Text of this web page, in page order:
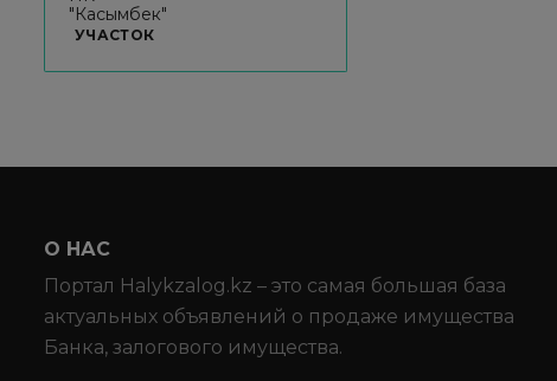
УЧАСТОК
О НАС
Портал Halykzalog.kz – это самая большая база
актуальных объявлений о продаже имущества
Банка, залогового имущества.